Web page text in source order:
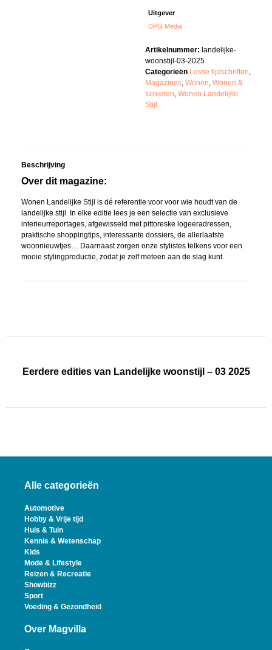
Uitgever
DPG Media
Artikelnummer: landelijke-
woonstijl-03-2025
Categorieën Losse tijdschriften,
Magazines, Wonen, Wonen &
tuinieren, Wonen Landelijke
Stijl
Beschrijving
Over dit magazine:
Wonen Landelijke Stijl is dé referentie voor voor wie houdt van de
landelijke stijl. In elke editie lees je een selectie van exclusieve
interieurreportages, afgewisseld met pittoreske logeeradressen,
praktische shoppingtips, interessante dossiers, de allerlaatste
woonnieuwtjes… Daarnaast zorgen onze stylistes telkens voor een
mooie stylingproductie, zodat je zelf meteen aan de slag kunt.
Eerdere edities van Landelijke woonstijl – 03 2025
Alle categorieën
Automotive
Hobby & Vrije tijd
Huis & Tuin
Kennis & Wetenschap
Kids
Mode & Lifestyle
Reizen & Recreatie
Showbizz
Sport
Voeding & Gezondheid
Over Magvilla